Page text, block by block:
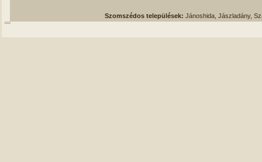
Szomszédos települések: Jánoshida, Jászladány,